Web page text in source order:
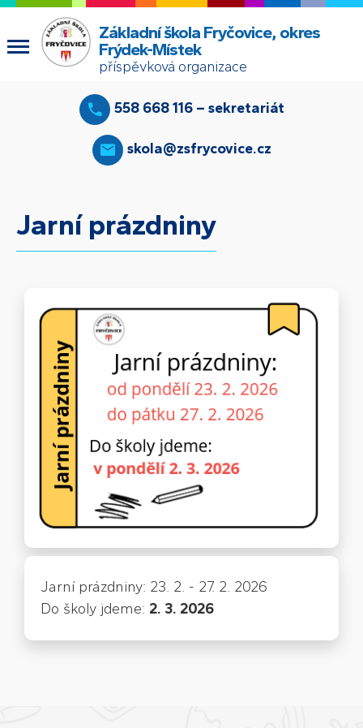
Základní škola Fryčovice, okres
Frýdek-Místek
příspěvková organizace
558 668 116 – sekretariát
skola@zsfrycovice.cz
Jarní prázdniny
Jarní prázdniny: 23. 2. - 27. 2. 2026
Do školy jdeme: 2. 3. 2026